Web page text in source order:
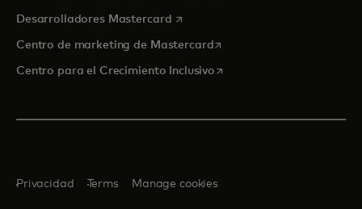
Desarrolladores Mastercard se abre en una pestaña nueva
Centro de marketing de Mastercardse abre en una pestaña
Centro para el Crecimiento Inclusivose abre en una pestaña
Privacidad Terms Manage cookies